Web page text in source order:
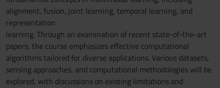
alignment, fusion, joint learning, temporal learning, and
representation
learning. Through an examination of recent state-of-the-art
papers, the course emphasizes effective computational
algorithms tailored for diverse applications. Various datasets,
sensing approaches, and computational methodologies will be
explored, with discussions on existing limitations and